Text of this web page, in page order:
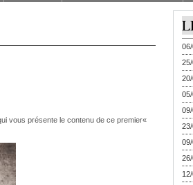
vous présente le contenu de ce premier«